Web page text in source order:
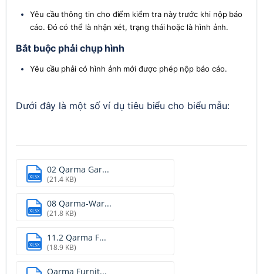
Yêu cầu thông tin cho điểm kiểm tra này trước khi nộp báo
cáo. Đó có thể là nhận xét, trạng thái hoặc là hình ảnh.
Bắt buộc phải chụp hình
Yêu cầu phải có hình ảnh mới được phép nộp báo cáo.
Dưới đây là một số ví dụ tiêu biểu cho biểu mẫu:
XLSX
02 Qarma Gar...
(21.4 KB)
XLSX
08 Qarma-War...
(21.8 KB)
XLSX
11.2 Qarma F...
(18.9 KB)
Qarma Furnit...